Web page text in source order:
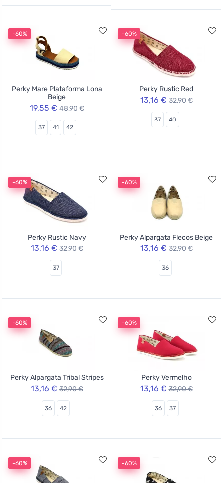
-60%
Perky Mare Plataforma Lona
Beige
19,55 € 48,90 €
37 41 42
-60%
Perky Rustic Red
13,16 € 32,90 €
37 40
-60%
Perky Rustic Navy
13,16 € 32,90 €
37
-60%
Perky Alpargata Flecos Beige
13,16 € 32,90 €
36
-60%
Perky Alpargata Tribal Stripes
13,16 € 32,90 €
36 42
-60%
Perky Vermelho
13,16 € 32,90 €
36 37
-60% -60%